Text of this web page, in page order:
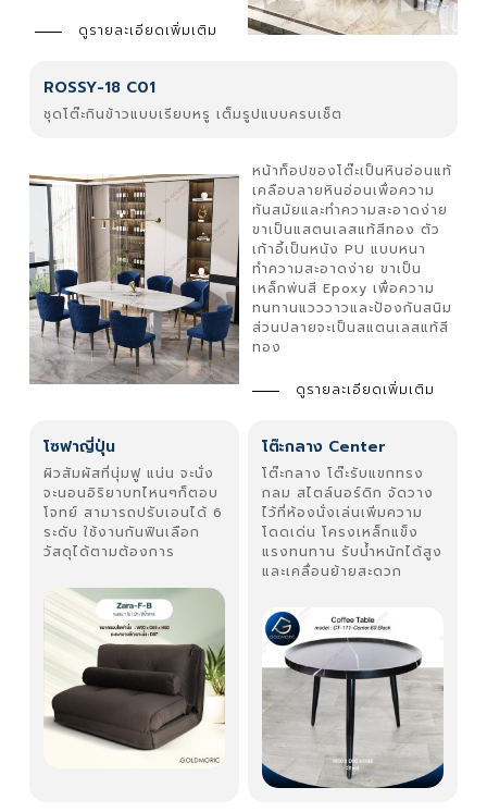
ดูรายละเอียดเพิ่มเติม
ROSSY-18 C01
ชุดโต๊ะกินข้าวแบบเรียบหรู เต็มรูปแบบครบเช็ต
หน้าท็อปของโต๊ะเป็นหินอ่อนแท้
เคลือบลายหินอ่อนเพื่อความ
ทันสมัยและทำความสะอาดง่าย
ขาเป็นแสตนเลสแท้สีทอง ตัว
เก้าอี้เป็นหนัง PU แบบหนา
ทำความสะอาดง่าย ขาเป็น
เหล็กพ่นสี Epoxy เพื่อความ
ทนทานแวววาวและป้องกันสนิม
ส่วนปลายจะเป็นสแตนเลสแท้สี
ทอง
ดูรายละเอียดเพิ่มเติม
โซฟาญี่ปุ่น
ผิวสัมผัสที่นุ่มฟู แน่น จะนั่ง
จะนอนอิริยาบทไหนๆก็ตอบ
โจทย์ สามารถปรับเอนได้ 6
ระดับ ใช้งานกันฟินเลือก
วัสดุได้ตามต้องการ
โต๊ะกลาง Center
โต๊ะกลาง โต๊ะรับแขกทรง
กลม สไตล์นอร์ดิก จัดวาง
ไว้ที่ห้องนั่งเล่นเพิ่มความ
โดดเด่น โครงเหล็กแข็ง
แรงทนทาน รับน้ำหนักได้สูง
และเคลื่อนย้ายสะดวก